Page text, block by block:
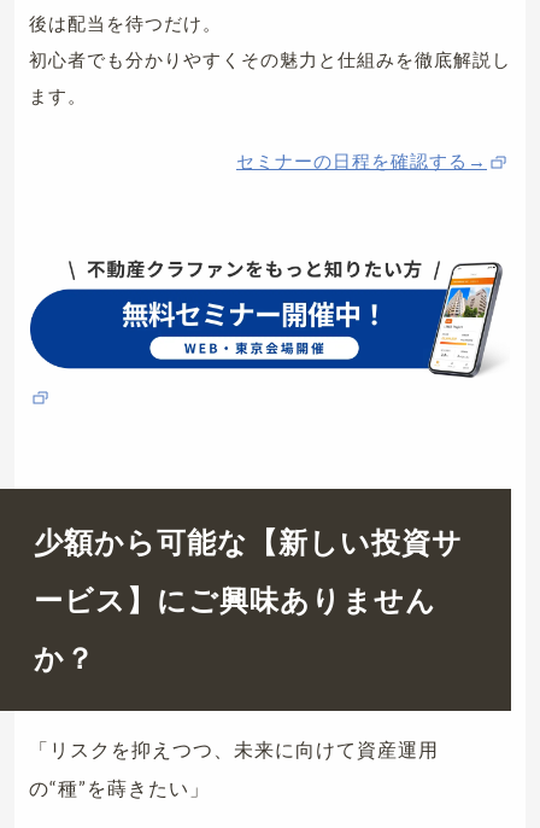
後は配当を待つだけ。
初心者でも分かりやすくその魅力と仕組みを徹底解説し
ます。
セミナーの日程を確認する→
少額から可能な【新しい投資サ
ービス】にご興味ありません
か？
「リスクを抑えつつ、未来に向けて資産運用
の“種”を蒔きたい」